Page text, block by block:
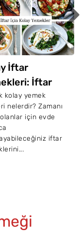
İftar
İftar
Kolay Tarif
kolay yemek
nelerdir? Zamanı
olanlar için evde
iftar